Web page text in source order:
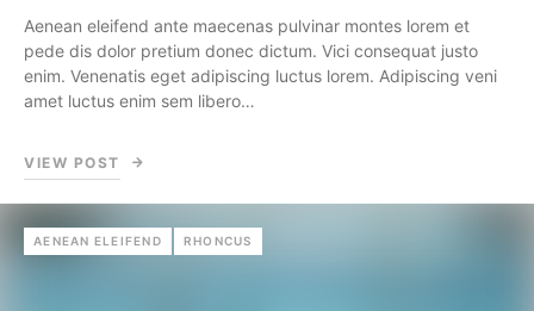
Aenean eleifend ante maecenas pulvinar montes lorem et
pede dis dolor pretium donec dictum. Vici consequat justo
enim. Venenatis eget adipiscing luctus lorem. Adipiscing veni
amet luctus enim sem libero…
VIEW POST
AENEAN ELEIFEND RHONCUS